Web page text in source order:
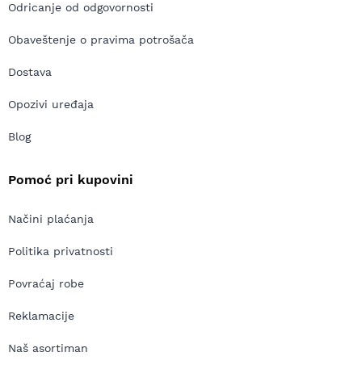
Odricanje od odgovornosti
Obaveštenje o pravima potrošača
Dostava
Opozivi uređaja
Blog
Pomoć pri kupovini
Načini plaćanja
Politika privatnosti
Povraćaj robe
Reklamacije
Naš asortiman